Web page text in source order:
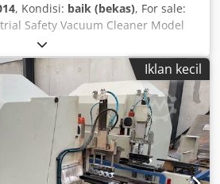
, Kondisi: baik (bekas), For sale:
Safety Vacuum Cleaner Model
9 A 50 Hz 114 kg ATEX certified /
cleaner is in good condition
use. Cedpfx Ajhu Sf Hjh Teha
PURCHASE / SALE OF
MACHINES AND MORE
quality yet affordable
for your production? Or are you
For further information or contact
website.
Iklan kecil